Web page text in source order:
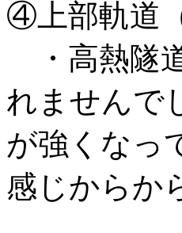
④上部軌道
・高熱隧
れませんで
が強くなっ
感じからか